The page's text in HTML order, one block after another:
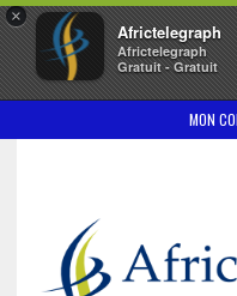
×
Africtelegraph
Africtelegraph
Gratuit - Gratuit
MON